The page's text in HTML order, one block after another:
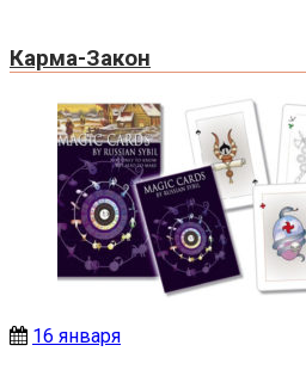
Карма-Закон
16 января